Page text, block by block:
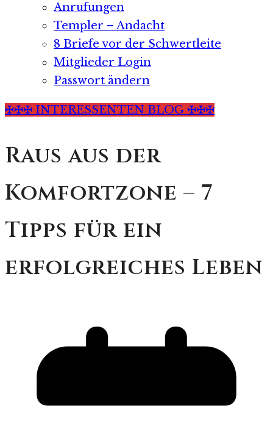
Anrufungen
Templer – Andacht
8 Briefe vor der Schwertleite
Mitglieder Login
Passwort ändern
✠✠✠ INTERESSENTEN BLOG ✠✠✠
Raus aus der
Komfortzone – 7
Tipps für ein
erfolgreiches Leben